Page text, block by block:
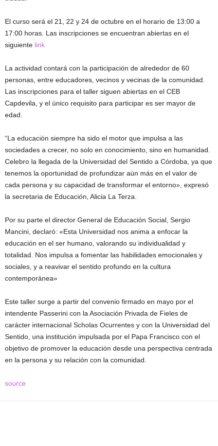
El curso será el 21, 22 y 24 de octubre en el horario de 13:00 a
17:00 horas. Las inscripciones se encuentran abiertas en el
siguiente link
La actividad contará con la participación de alrededor de 60
personas, entre educadores, vecinos y vecinas de la comunidad.
Las inscripciones para el taller siguen abiertas en el CEB
Capdevila, y el único requisito para participar es ser mayor de
edad.
“La educación siempre ha sido el motor que impulsa a las
sociedades a crecer, no solo en conocimiento, sino en humanidad.
Celebro la llegada de la Universidad del Sentido a Córdoba, ya que
tenemos la oportunidad de profundizar aún más en el valor de
cada persona y su capacidad de transformar el entorno», expresó
la secretaria de Educación, Alicia La Terza.
Por su parte el director General de Educación Social, Sergio
Mancini, declaró: «Esta Universidad nos anima a enfocar la
educación en el ser humano, valorando su individualidad y
totalidad. Nos impulsa a fomentar las habilidades emocionales y
sociales, y a reavivar el sentido profundo en la cultura
contemporánea»
Este taller surge a partir del convenio firmado en mayo por el
intendente Passerini con la Asociación Privada de Fieles de
carácter internacional Scholas Ocurrentes y con la Universidad del
Sentido, una institución impulsada por el Papa Francisco con el
objetivo de promover la educación desde una perspectiva centrada
en la persona y su relación con la comunidad.
source